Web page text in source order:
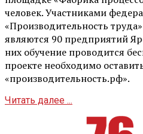
человек. Участниками
«Производительность
являются 90 предприятий
них обучение проводится
проекте необходимо
«производительность.рф».
Читать далее ...